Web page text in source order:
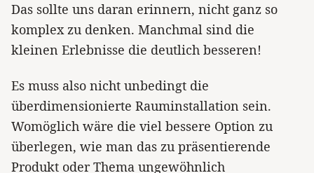
Das sollte uns daran erinnern, nicht ganz so
komplex zu denken. Manchmal sind die
kleinen Erlebnisse die deutlich besseren!
Es muss also nicht unbedingt die
überdimensionierte Rauminstallation sein.
Womöglich wäre die viel bessere Option zu
überlegen, wie man das zu präsentierende
Produkt oder Thema ungewöhnlich